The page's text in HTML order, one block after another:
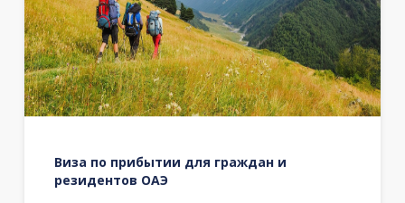
Виза по прибытии для граждан и
резидентов ОАЭ